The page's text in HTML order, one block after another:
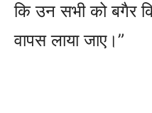
कि उन सभी को बगैर
वापस लाया जाए।”